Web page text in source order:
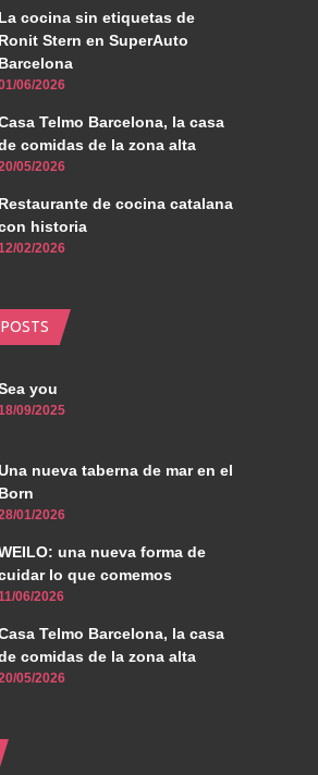
La cocina sin etiquetas de
Ronit Stern en SuperAuto
Barcelona
06/2026
Telmo Barcelona, la casa
comidas de la zona alta
05/2026
Restaurante de cocina catalana
historia
02/2026
you
09/2025
nueva taberna de mar en el
Born
01/2026
una nueva forma de
lo que comemos
06/2026
Telmo Barcelona, la casa
comidas de la zona alta
05/2026